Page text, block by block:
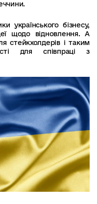
українського бізнесу,
щодо відновлення. А
стейкхолдерів і таким
для співпраці з